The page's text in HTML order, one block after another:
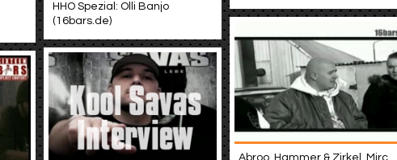
HHO Spezial: Olli Banjo
(16bars.de)
Abroo, Hammer & Zirkel, Mirc,